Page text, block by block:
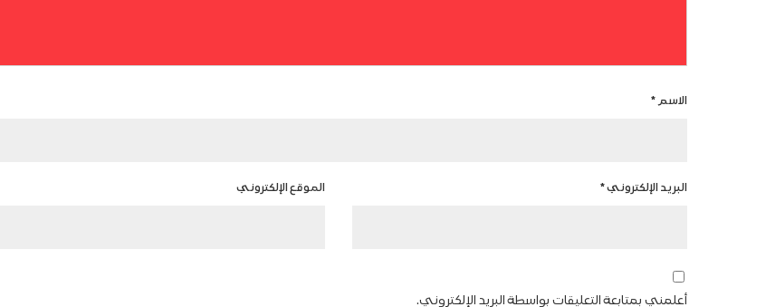
الاسم *
البريد الإلكتروني* الموقع الإلكتروني
أعلمني بمتابعة التعليقات بواسطة البريد الإلكتروني.